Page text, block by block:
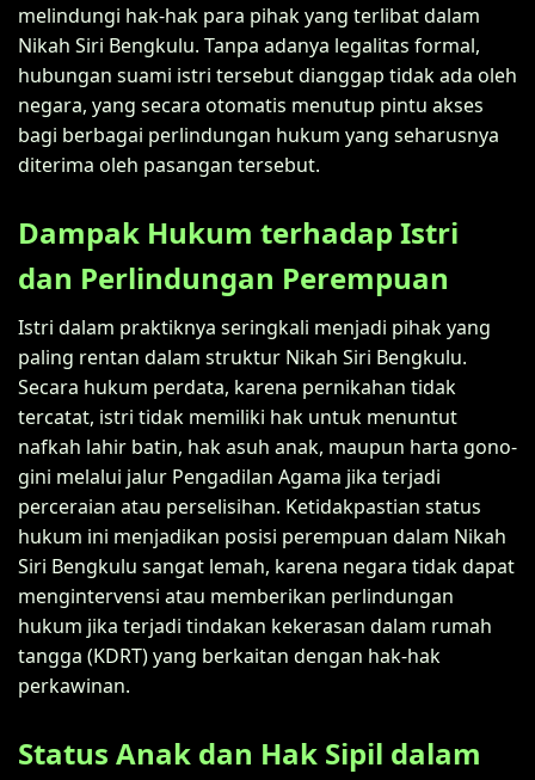
melindungi hak-hak para pihak yang terlibat dalam
Nikah Siri Bengkulu. Tanpa adanya legalitas formal,
hubungan suami istri tersebut dianggap tidak ada oleh
negara, yang secara otomatis menutup pintu akses
bagi berbagai perlindungan hukum yang seharusnya
diterima oleh pasangan tersebut.
Dampak Hukum terhadap Istri
dan Perlindungan Perempuan
Istri dalam praktiknya seringkali menjadi pihak yang
paling rentan dalam struktur Nikah Siri Bengkulu.
Secara hukum perdata, karena pernikahan tidak
tercatat, istri tidak memiliki hak untuk menuntut
nafkah lahir batin, hak asuh anak, maupun harta gono-
gini melalui jalur Pengadilan Agama jika terjadi
perceraian atau perselisihan. Ketidakpastian status
hukum ini menjadikan posisi perempuan dalam Nikah
Siri Bengkulu sangat lemah, karena negara tidak dapat
mengintervensi atau memberikan perlindungan
hukum jika terjadi tindakan kekerasan dalam rumah
tangga (KDRT) yang berkaitan dengan hak-hak
perkawinan.
Status Anak dan Hak Sipil dalam